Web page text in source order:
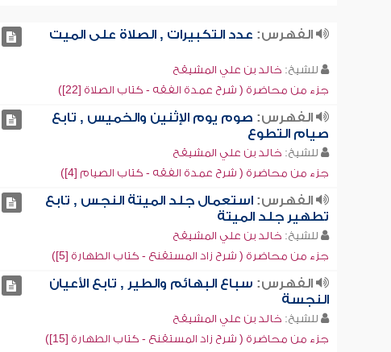
الفهرس: عدد التكبيرات , الصلاة على الميت
للشيخ: خالد بن علي المشيقح
جزء من محاضرة ( شرح عمدة الفقه - كتاب الصلاة [22])
الفهرس: صوم يوم الإثنين والخميس , تابع
صيام التطوع
للشيخ: خالد بن علي المشيقح
جزء من محاضرة ( شرح عمدة الفقه - كتاب الصيام [4])
الفهرس:استعمال جلد الميتة النجس , تابع
تطهير جلد الميتة
للشيخ: خالد بن علي المشيقح
جزء من محاضرة ( شرح زاد المستقنع - كتاب الطهارة [5])
الفهرس: سباع البهائم والطير , تابع الأعيان
النجسة
للشيخ: خالد بن علي المشيقح
جزء من محاضرة ( شرح زاد المستقنع - كتاب الطهارة [15])